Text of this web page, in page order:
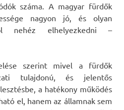
száma. A magyar fürdők
nagyon jó, és olyan
nehéz elhelyezkedni –
szerint mivel a fürdők
tulajdonú, és jelentős
a hatékony működés
el, hanem az államnak sem